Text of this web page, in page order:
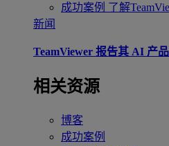
成功案例 了解
新闻
TeamViewer 报告其 AI 产
相关资源
博客
成功案例